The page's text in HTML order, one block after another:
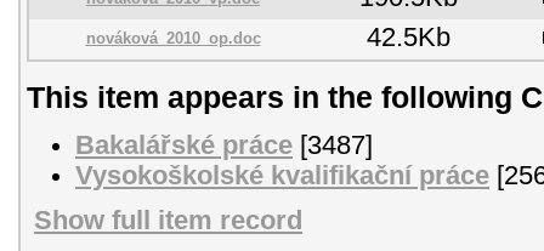
nováková_2010_op.doc 42.5Kb
This item appears in the following
Bakalářské práce [3487]
Vysokoškolské kvalifikační práce
Show full item record